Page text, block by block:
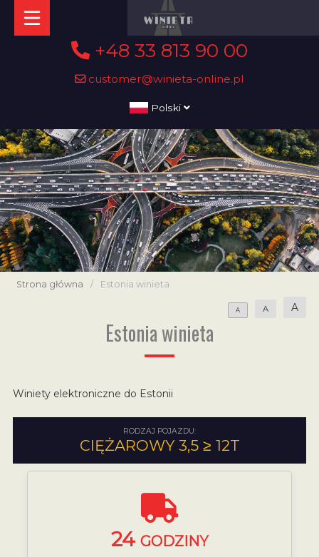
+48 33 813 90 00
customer@winieta-online.pl
Polski
Strona główna / Estonia winieta
A A A
Estonia winieta
Winiety elektroniczne do Estonii
RODZAJ POJAZDU:
CIĘŻAROWY 3,5 ≥ 12T
24 GODZINY